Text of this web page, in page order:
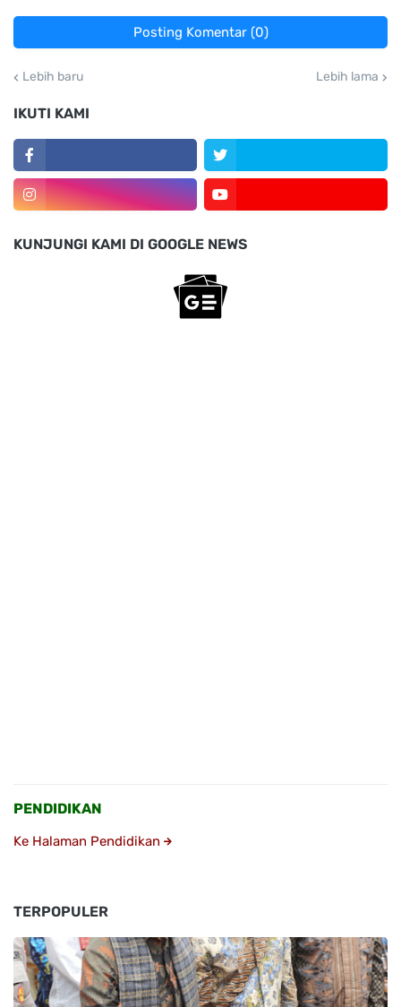
Posting Komentar (0)
Lebih baru Lebih lama
IKUTI KAMI
KUNJUNGI KAMI DI GOOGLE NEWS
PENDIDIKAN
Ke Halaman Pendidikan
TERPOPULER